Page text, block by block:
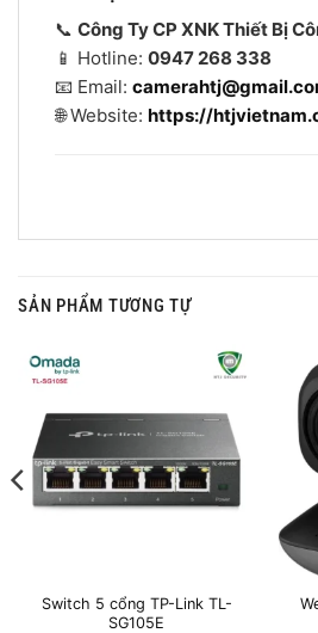
📞 Công Ty CP XNK Thiết Bị
📱 Hotline: 0947 268 338
📧 Email:
🌐 Website: https://
SẢN PHẨM TƯƠNG TỰ
Switch 5 cổng TP-Link TL-
SG105E